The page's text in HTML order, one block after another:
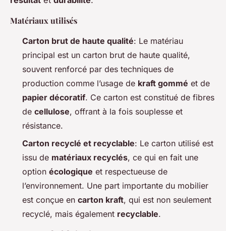
Matériaux utilisés
Carton brut de haute qualité: Le matériau
principal est un carton brut de haute qualité,
souvent renforcé par des techniques de
production comme l’usage de kraft gommé et de
papier décoratif. Ce carton est constitué de fibres
de cellulose, offrant à la fois souplesse et
résistance.
Carton recyclé et recyclable: Le carton utilisé est
issu de matériaux recyclés, ce qui en fait une
option écologique et respectueuse de
l’environnement. Une part importante du mobilier
est conçue en carton kraft, qui est non seulement
recyclé, mais également recyclable.